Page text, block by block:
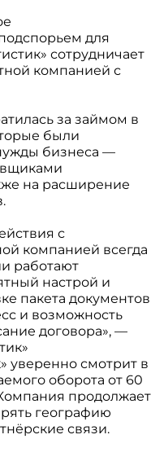
для
сотрудничает
компанией с
за займом в
были
бизнеса —
на расширение
с
компанией всегда
работают
настрой и
пакета документов
и возможность
договора», —
уверенно смотрит в
оборота от 60
продолжает
географию
связи.